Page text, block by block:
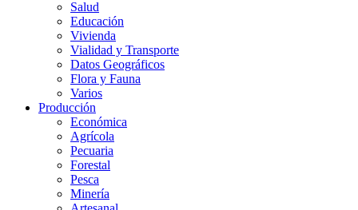
Salud
Educación
Vivienda
Vialidad y Transporte
Datos Geográficos
Flora y Fauna
Varios
Producción
Económica
Agrícola
Pecuaria
Forestal
Pesca
Minería